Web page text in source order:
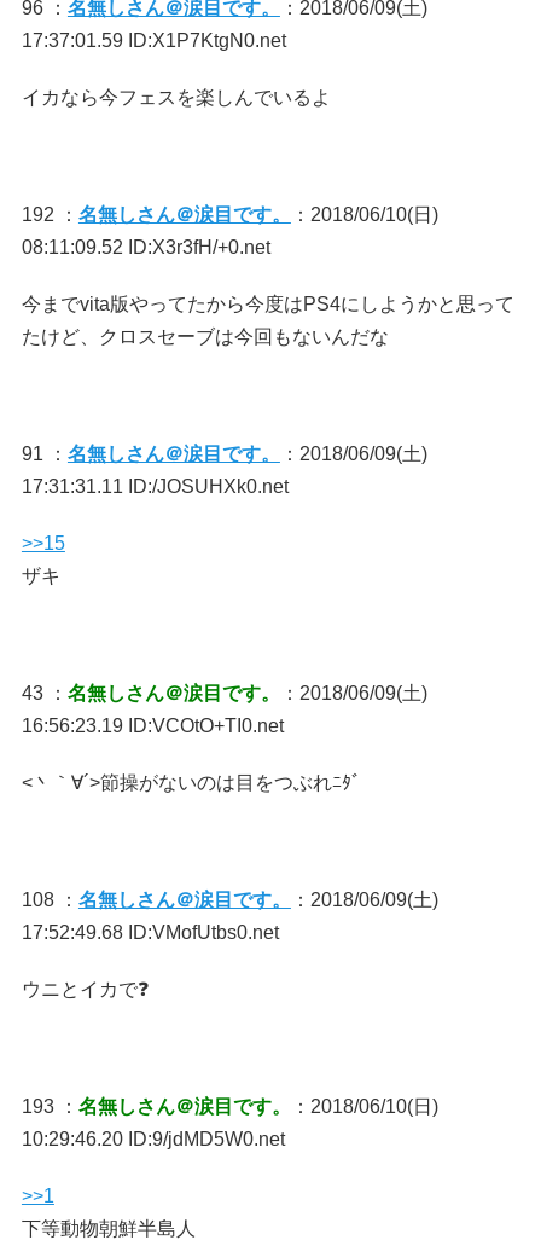
96 ： 名無しさん＠涙目です。
：2018/06/09(土)
17:37:01.59 ID:X1P7KtgN0.net
イカなら今フェスを楽しんでいるよ
192 ： 名無しさん＠涙目です。
：2018/06/10(日)
08:11:09.52 ID:X3r3fH/+0.net
今までvita版やってたから今度はPS4にしようかと思って
たけど、クロスセーブは今回もないんだな
91 ： 名無しさん＠涙目です。
：2018/06/09(土)
17:31:31.11 ID:/JOSUHXk0.net
>>15
ザキ
43 ： 名無しさん＠涙目です。
：2018/06/09(土)
16:56:23.19 ID:VCOtO+TI0.net
<丶｀∀´>節操がないのは目をつぶれﾆﾀﾞ
108 ： 名無しさん＠涙目です。
：2018/06/09(土)
17:52:49.68 ID:VMofUtbs0.net
ウニとイカで❓
193 ： 名無しさん＠涙目です。
：2018/06/10(日)
10:29:46.20 ID:9/jdMD5W0.net
>>1
下等動物朝鮮半島人